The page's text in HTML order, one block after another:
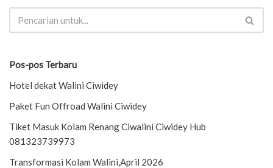
Pos-pos Terbaru
Hotel dekat Walini Ciwidey
Paket Fun Offroad Walini Ciwidey
Tiket Masuk Kolam Renang Ciwalini Ciwidey Hub
081323739973
Transformasi Kolam Walini,April 2026